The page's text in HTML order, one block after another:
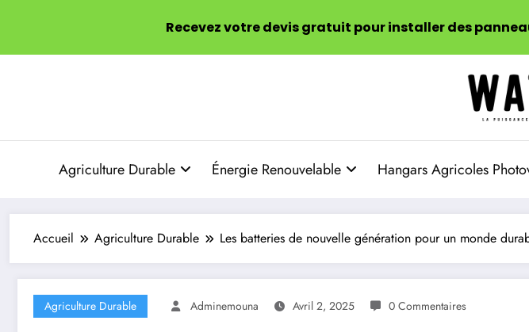
Agriculture Durable Énergie Renouvelable Hangars Agricoles
Accueil Agriculture Durable Les batteries de nouvelle génération pour un monde
Agriculture Durable Adminemouna Avril 2, 2025 0 Commentaires
Recevez votre devis gratuit pour installer des